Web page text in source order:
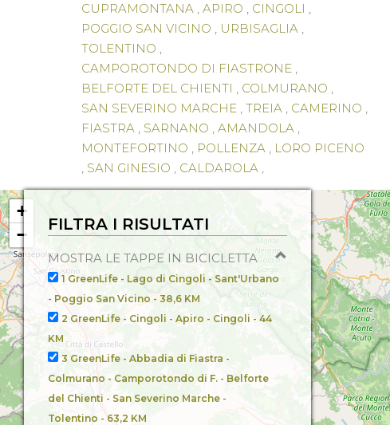
CUPRAMONTANA , APIRO , CINGOLI ,
POGGIO SAN VICINO , URBISAGLIA ,
TOLENTINO ,
CAMPOROTONDO DI FIASTRONE ,
BELFORTE DEL CHIENTI , COLMURANO ,
SAN SEVERINO MARCHE , TREIA , CAMERINO ,
FIASTRA , SARNANO , AMANDOLA ,
MONTEFORTINO , POLLENZA , LORO PICENO
, SAN GINESIO , CALDAROLA ,
CESSAPALOMBO,SERRAPETRONA,
MORROVALLE, MONTELUPONE , MACERATA,
MONTECASSIANO
MONTEFANO , RECANATI ,
SERRAVALLE DI CHIENTI,PIEVE TORINA,
MONTE CAVALLO,
SANT'ANGELO IN PONTANO
,MOGLIANO,
MASSA FERMANA
MONTAPPONE
,
PORTO RECANATI ,POTENZA PICENA,
CERRETO D'ESI,FABRIANO,ESANATOGLIA,
MATELICA
+
−
FILTRA I RISULTATI
MOSTRA LE TAPPE IN BICICLETTA
1 GreenLife - Lago di Cingoli - Sant'Urbano
- Poggio San Vicino - 38,6 KM
2 GreenLife - Cingoli - Apiro - Cingoli - 44
KM
3 GreenLife - Abbadia di Fiastra -
Colmurano - Camporotondo di F. - Belforte
del Chienti - San Severino Marche -
Tolentino -63,2 KM